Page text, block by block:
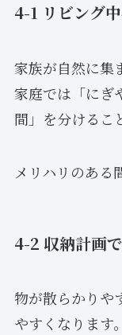
4-1 リビング
家族が自然に集
家庭では「にぎ
間」を分けるこ
メリハリのある
4-2 収納計画
物が散らかりや
やすくなります